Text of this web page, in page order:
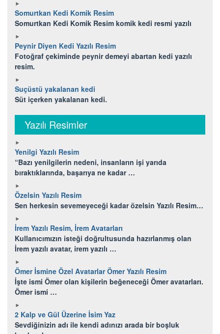
Somurtkan Kedi Komik Resim
Somurtkan Kedi Komik Resim komik kedi resmi yazılı
Peynir Diyen Kedi Yazılı Resim
Fotoğraf çekiminde peynir demeyi abartan kedi yazılı
resim.
Suçüstü yakalanan kedi
Süt içerken yakalanan kedi.
Yazılı Resimler
Yenilgi Yazılı Resim
“Bazı yenilgilerin nedeni, insanların işi yarıda
bıraktıklarında, başarıya ne kadar …
Özelsin Yazılı Resim
Sen herkesin sevemeyeceği kadar özelsin Yazılı Resim…
İrem Yazılı Resim, İrem Avatarları
Kullanıcımızın isteği doğrultusunda hazırlanmış olan
İrem yazılı avatar, irem yazılı …
Ömer İsmine Özel Avatarlar Ömer Yazılı Resim
İşte ismi Ömer olan kişilerin beğeneceği Ömer avatarları.
Ömer ismi …
2 Kalp ve Gül Üzerine İsim Yaz
Sevdiğinizin adı ile kendi adınızı arada bir boşluk